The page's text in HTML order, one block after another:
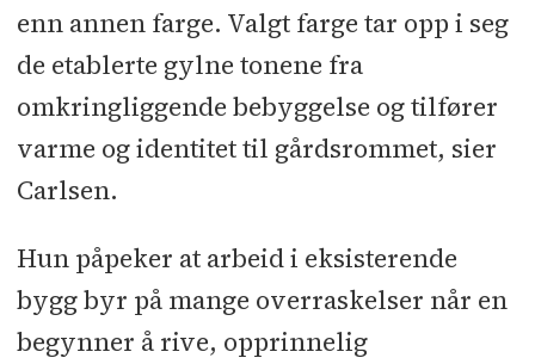
enn annen farge. Valgt farge tar opp i seg
de etablerte gylne tonene fra
omkringliggende bebyggelse og tilfører
varme og identitet til gårdsrommet, sier
Carlsen.
Hun påpeker at arbeid i eksisterende
bygg byr på mange overraskelser når en
begynner å rive, opprinnelig